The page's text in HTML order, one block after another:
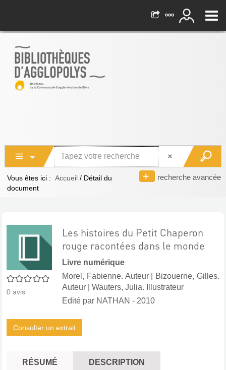
recherche avancée
Vous êtes ici : Accueil / Détail du
document
0/5
0 avis
Les histoires du Petit Chaperon
rouge racontées dans le monde
Livre numérique
Morel, Fabienne. Auteur|
Bizouerne, Gilles.
Auteur
Wauters, Julia. Illustrateur
Edité par NATHAN - 2010
Consulter un extrait
RÉSUMÉ DESCRIPTION